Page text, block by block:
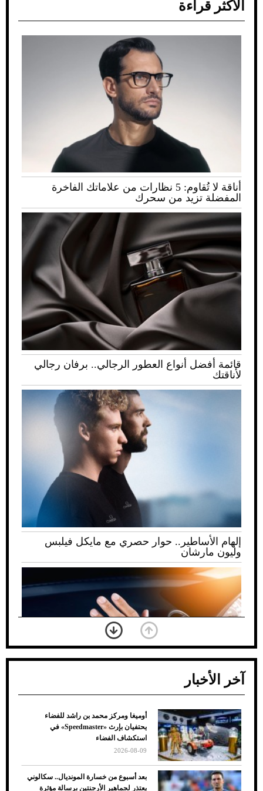
الأكثر قراءة
أناقة لا تُقاوم: 5 نظارات من علاماتك الفاخرة
المفضلة تزيد من سحرك
قائمة أفضل أنواع العطور الرجالي.. برفان رجالي
لأناقتك
إلهام الأساطير.. حوار حصري مع مايكل فيلبس
وليون مارشان
ضعف تبريد مكيف السيارة عند الوقوف.. أشهر
الأسباب والحلول
آخر الأخبار
أوميغا ومركز محمد بن راشد للفضاء
يحتفيان بإرث «Speedmaster» في
استكشاف الفضاء
2026-08-09
بعد أسبوع من خسارة المونديال.. سكالوني
يعتذر لجماهير الأرجنتين برسالة مؤثرة